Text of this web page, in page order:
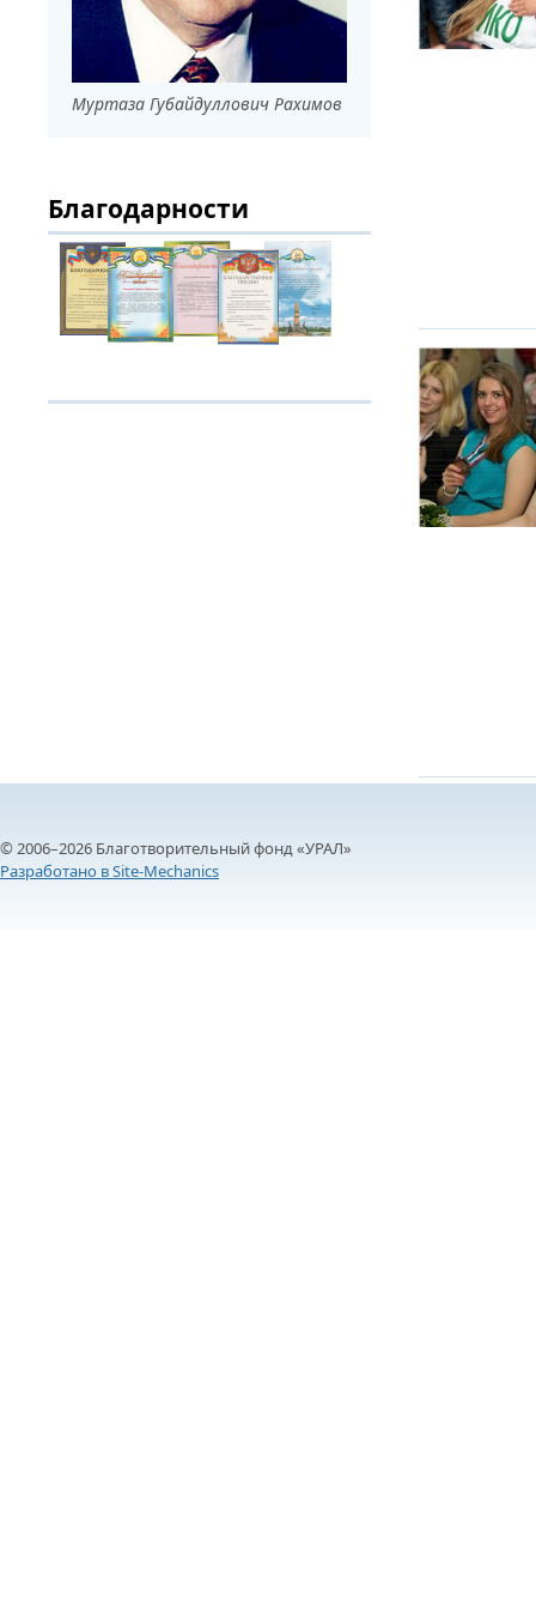
ДРУЖБА НЕ
ЮСУПОВА
ЛЮБОЙ
ИНТЕРВЬЮ
«ВЕТЕРАН
МЕМОРИАЛ
Муртаза Губайдуллович Рахимов
Благодарности
© 2006–2026 Благотворительный фонд «УРАЛ»
Разработано в Site-Mechanics